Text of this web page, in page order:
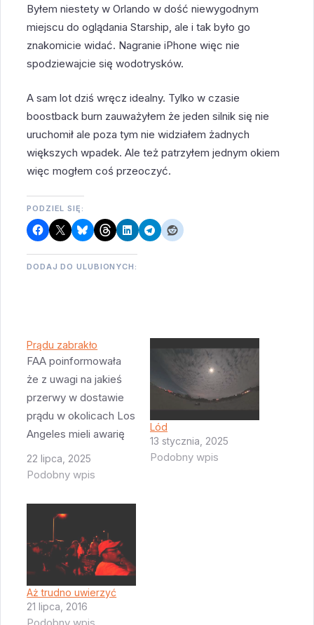
Byłem niestety w Orlando w dość niewygodnym
miejscu do oglądania Starship, ale i tak było go
znakomicie widać. Nagranie iPhone więc nie
spodziewajcie się wodotrysków.
A sam lot dziś wręcz idealny. Tylko w czasie
boostback burn zauważyłem że jeden silnik się nie
uruchomił ale poza tym nie widziałem żadnych
większych wpadek. Ale też patrzyłem jednym okiem
więc mogłem coś przeoczyć.
PODZIEL SIĘ:
DODAJ DO ULUBIONYCH:
Prądu zabrakło
FAA poinformowała
że z uwagi na jakieś
przerwy w dostawie
prądu w okolicach Los
Angeles mieli awarię
komunikacji w
centrum
Pacyfikiem i dlatego
nie poleciał F9 z
Kalifornii. Ale za to
poleciał ten z Florydy
- w tym momencie
nadal grzmi - był to
zdumiewająco głośny
22 lipca, 2025
Podobny wpis
Lód
13 stycznia, 2025
Podobny wpis
Aż trudno uwierzyć
21 lipca, 2016